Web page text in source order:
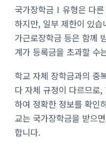
국가장학금Ⅰ유형은 다
하지만, 일부 제한이 있
가근로장학금 등은 함께
계가 등록금을 초과할 수
학교 자체 장학금과의 중
다 자체 규정이 다르므로
하여 정확한 정보를 확인
교는 국가장학금을 받으
합니다.